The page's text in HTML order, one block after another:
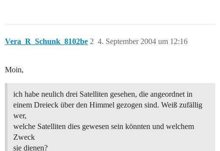
Vera_R_Schunk_8102be 4. September 2004 um 12:16
2
Moin,
ich habe neulich drei Satelliten gesehen, die angeordnet in
einem Dreieck über den Himmel gezogen sind. Weiß zufällig
wer,
welche Satelliten dies gewesen sein könnten und welchem
Zweck
sie dienen?